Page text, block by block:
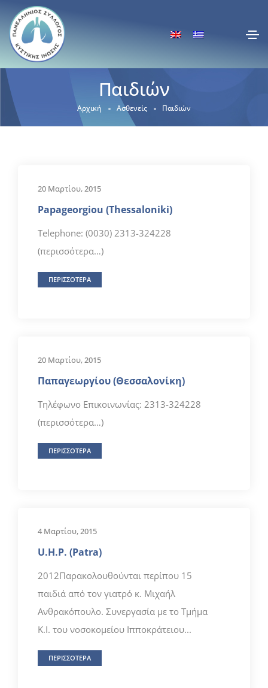
Παιδιών
Αρχική Ασθενείς Παιδιών
20 Μαρτίου, 2015
Papageorgiou (Thessaloniki)
Telephone: (0030) 2313-324228
(περισσότερα…)
ΠΕΡΙΣΣΟΤΕΡΑ
20 Μαρτίου, 2015
Παπαγεωργίου (Θεσσαλονίκη)
Τηλέφωνο Επικοινωνίας: 2313-324228
(περισσότερα…)
ΠΕΡΙΣΣΟΤΕΡΑ
4 Μαρτίου, 2015
U.H.P. (Patra)
2012Παρακολουθούνται περίπου 15
παιδιά από τον γιατρό κ. Μιχαήλ
Ανθρακόπουλο. Συνεργασία με το Τμήμα
Κ.Ι. του νοσοκομείου Ιπποκράτειου...
ΠΕΡΙΣΣΟΤΕΡΑ